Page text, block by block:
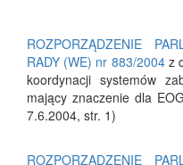
ROZPORZĄDZENIE
RADY (WE) nr 883/2004z
koordynacji systemów
mający znaczenie dla
7.6.2004, str. 1)​ ​
ROZPORZĄDZENIE